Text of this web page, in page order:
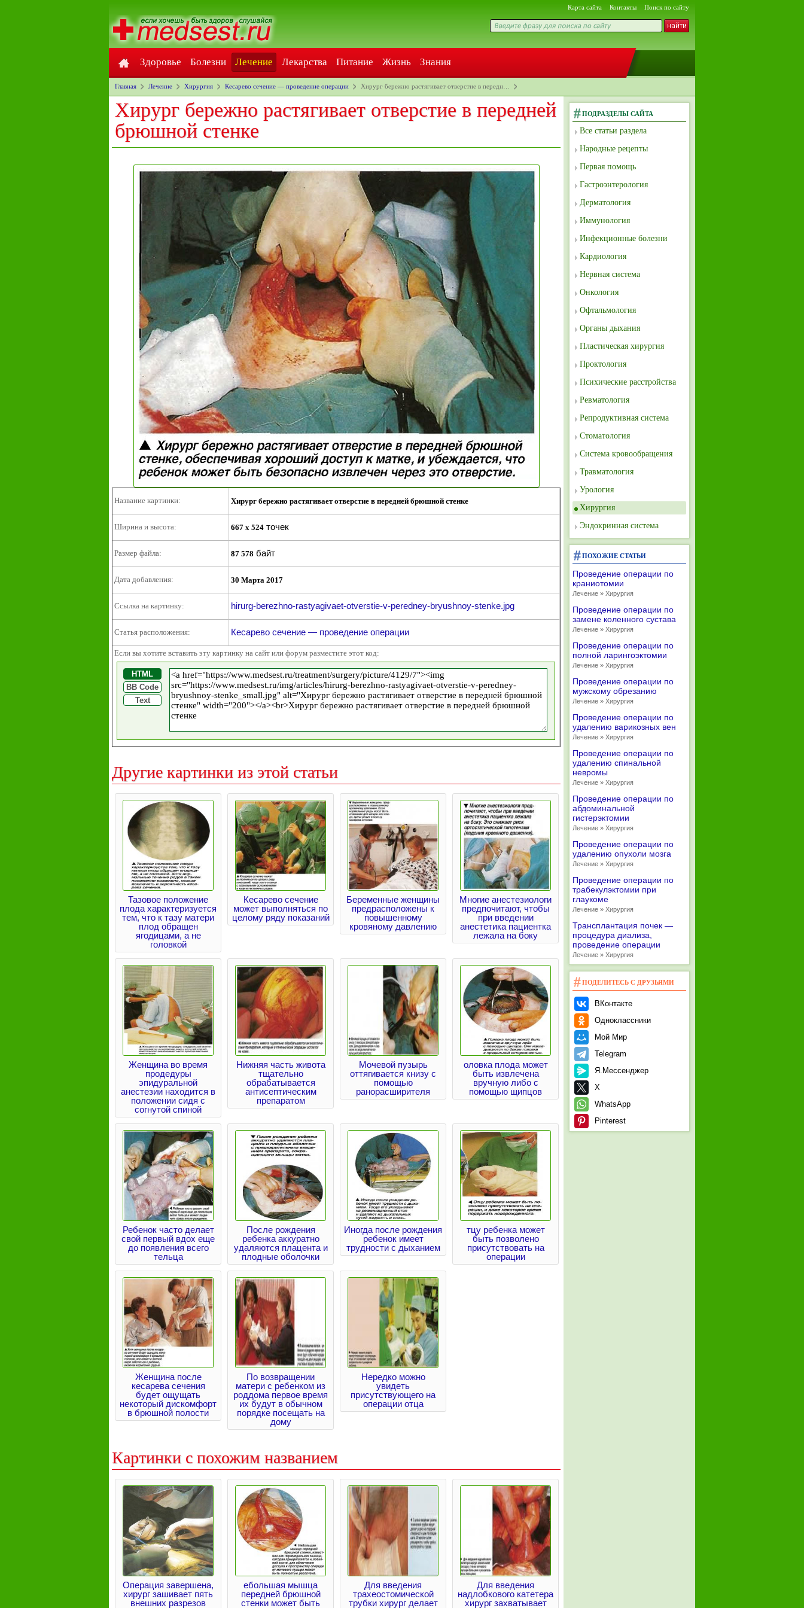
Карта сайта Контакты Поиск по сайту
Здоровье Болезни Лечение Лекарства Питание Жизнь Знания
Главная Лечение Хирургия Кесарево сечение — проведение операции Хирург бережно растягивает отверстие в передн…
Хирург бережно растягивает отверстие в передней
брюшной стенке
Название картинки: Хирург бережно растягивает отверстие в передней брюшной стенке
Ширина и высота: 667 x 524 точек
Размер файла: 87 578 байт
Дата добавления: 30 Марта 2017
Ссылка на картинку: hirurg-berezhno-rastyagivaet-otverstie-v-peredney-bryushnoy-stenke.jpg
Статья расположения: Кесарево сечение — проведение операции
Если вы хотите вставить эту картинку на сайт или форум разместите этот код:
HTML
BB Code
Text
Другие картинки из этой статьи
Тазовое положение
плода характеризуется
тем, что к тазу матери
плод обращен
ягодицами, а не
головкой
Кесарево сечение
может выполняться по
целому ряду показаний
Беременные женщины
предрасположены к
повышенному
кровяному давлению
Многие анестезиологи
предпочитают, чтобы
при введении
анестетика пациентка
лежала на боку
Женщина во время
продедуры
эпидуральной
анестезии находится в
положении сидя с
согнутой спиной
Нижняя часть живота
тщательно
обрабатывается
антисептическим
препаратом
Мочевой пузырь
оттягивается книзу с
помощью
ранорасширителя
оловка плода может
быть извлечена
вручную либо с
помощью щипцов
Ребенок часто делает
свой первый вдох еще
до появления всего
тельца
После рождения
ребенка аккуратно
удаляются плацента и
плодные оболочки
Иногда после рождения
ребенок имеет
трудности с дыханием
тцу ребенка может
быть позволено
присутствовать на
операции
Женщина после
кесарева сечения
будет ощущать
некоторый дискомфорт
в брюшной полости
По возвращении
матери с ребенком из
роддома первое время
их будут в обычном
порядке посещать на
дому
Нередко можно
увидеть
присутствующего на
операции отца
Картинки с похожим названием
Операция завершена,
хирург зашивает пять
внешних разрезов
ебольшая мышца
передней брюшной
стенки может быть
Для введения
трахеостомической
трубки хирург делает
Для введения
надлобкового катетера
хирург захватывает
ПОДРАЗДЕЛЫ САЙТА
Все статьи раздела
Народные рецепты
Первая помощь
Гастроэнтерология
Дерматология
Иммунология
Инфекционные болезни
Кардиология
Нервная система
Онкология
Офтальмология
Органы дыхания
Пластическая хирургия
Проктология
Психические расстройства
Ревматология
Репродуктивная система
Стоматология
Система кровообращения
Травматология
Урология
Хирургия
Эндокринная система
ПОХОЖИЕ СТАТЬИ
Проведение операции по
краниотомии
Лечение » Хирургия
Проведение операции по
замене коленного сустава
Лечение » Хирургия
Проведение операции по
полной ларингоэктомии
Лечение » Хирургия
Проведение операции по
мужскому обрезанию
Лечение » Хирургия
Проведение операции по
удалению варикозных вен
Лечение » Хирургия
Проведение операции по
удалению спинальной
невромы
Лечение » Хирургия
Проведение операции по
абдоминальной
гистерэктомии
Лечение » Хирургия
Проведение операции по
удалению опухоли мозга
Лечение » Хирургия
Проведение операции по
трабекулэктомии при
глаукоме
Лечение » Хирургия
Трансплантация почек —
процедура диализа,
проведение операции
Лечение » Хирургия
ПОДЕЛИТЕСЬ С ДРУЗЬЯМИ
ВКонтакте
Одноклассники
Мой Мир
Telegram
Я.Мессенджер
X
WhatsApp
Pinterest